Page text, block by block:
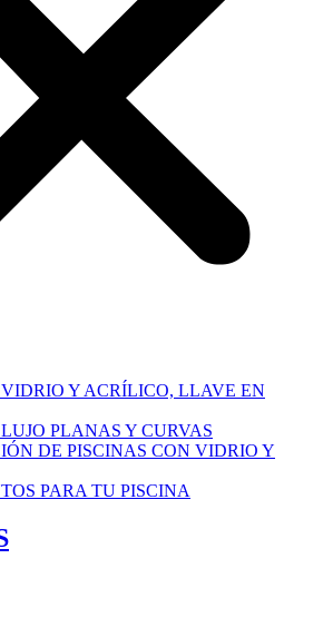
Y ACRÍLICO, LLAVE EN
PLANAS Y CURVAS
DE PISCINAS CON VIDRIO Y
PARA TU PISCINA